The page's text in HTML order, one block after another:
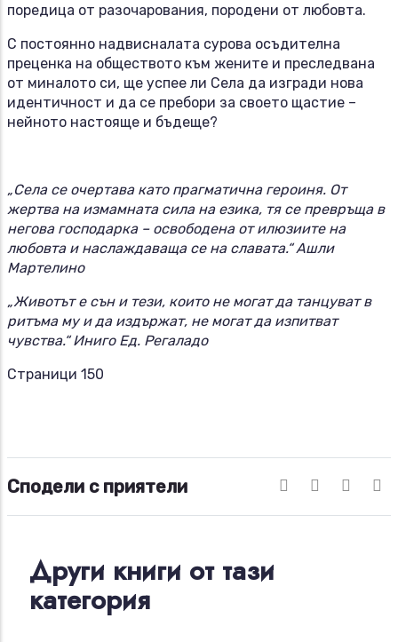
поредица от разочарования, породени от любовта.
С постоянно надвисналата сурова осъдителна
преценка на обществото към жените и преследвана
от миналото си, ще успее ли Села да изгради нова
идентичност и да се пребори за своето щастие –
нейното настояще и бъдеще?
„Села се очертава като прагматична героиня. От
жертва на измамната сила на езика, тя се превръща в
негова господарка – освободена от илюзиите на
любовта и наслаждаваща се на славата.“ Ашли
Мартелино
„Животът е сън и тези, които не могат да танцуват в
ритъма му и да издържат, не могат да изпитват
чувства.“ Иниго Ед. Регаладо
Страници 150
Сподели с приятели
Други книги от тази
категория